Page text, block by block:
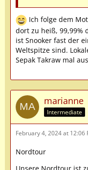
Ich folge dem
dort zu heiß, 99,99%
ist Snooker fast der
Weltspitze sind.
Sepak Takraw mal
marianne
Intermediate
February 4, 2024 at 12:06
Nordtour